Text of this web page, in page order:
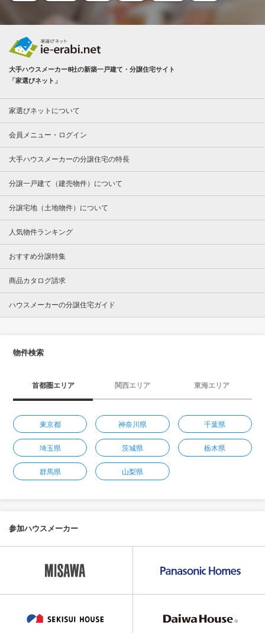
大手ハウスメーカー8社の新築一戸建て・分譲住宅サイト
「家選びネット」
家選びネットについて
会員メニュー・ログイン
大手ハウスメーカーの分譲住宅の特長
分譲一戸建て（建売物件）について
分譲宅地（土地物件）について
人気物件ランキング
おすすめ分譲特集
商品カタログ請求
ハウスメーカーの分譲住宅ガイド
物件検索
首都圏エリア 関西エリア 東海エリア
東京都 神奈川県 千葉県
埼玉県 茨城県 栃木県
群馬県 山梨県
参加ハウスメーカー